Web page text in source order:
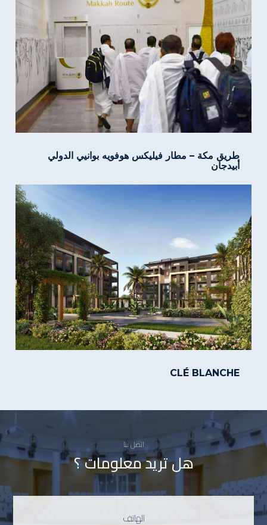
طريق مكة – مطار فيليكس هوفويه بوانيي الدولي
أبيدجان
CLÉ BLANCHE
اتصل بنا
هل تريد معلومات ؟
الهاتف